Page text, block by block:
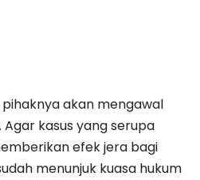
akan mengawal
Agar kasus yang serupa
efek jera bagi
menunjuk kuasa hukum